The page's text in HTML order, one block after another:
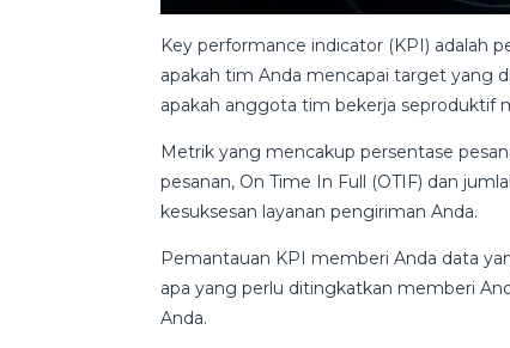
Key performance indicator (KPI) adalah
apakah tim Anda mencapai target yang
apakah anggota tim bekerja seproduktif
Metrik yang mencakup persentase
pesanan, On Time In Full (OTIF) dan
kesuksesan layanan pengiriman Anda.
Pemantauan KPI memberi Anda data
apa yang perlu ditingkatkan memberi
Anda.